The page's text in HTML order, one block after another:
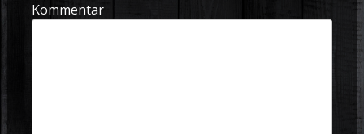
Kommentar